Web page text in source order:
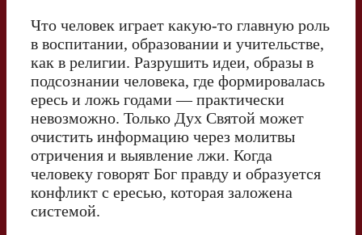
Что человек играет какую-то главную роль
в воспитании, образовании и учительстве,
как в религии. Разрушить идеи, образы в
подсознании человека, где формировалась
ересь и ложь годами — практически
невозможно. Только Дух Святой может
очистить информацию через молитвы
отричения и выявление лжи. Когда
человеку говорят Бог правду и образуется
конфликт с ересью, которая заложена
системой.